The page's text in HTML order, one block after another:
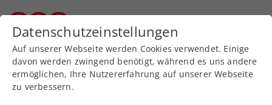
Zurück zur Newsübersicht
Turniere
Datenschutzeinstellungen
Auf unserer Webseite werden Cookies verwendet. Einige
davon werden zwingend benötigt, während es uns andere
ermöglichen, Ihre Nutzererfahrung auf unserer Webseite
zu verbessern.